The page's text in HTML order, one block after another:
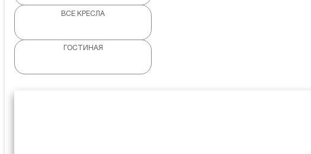
ВСЕ КРЕСЛА
ГОСТИНАЯ